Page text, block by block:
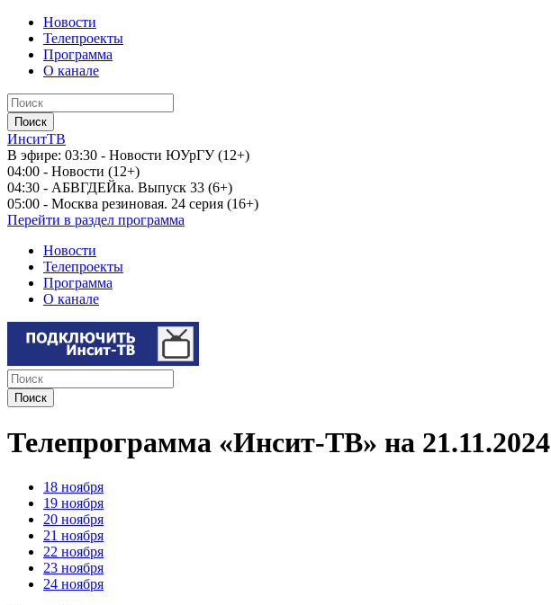
Новости
Телепроекты
Программа
О канале
ИнситТВ
В эфире: 03:30 - Новости ЮУрГУ (12+)
04:00 - Новости (12+)
04:30 - АБВГДЕЙка. Выпуск 33 (6+)
05:00 - Москва резиновая. 24 серия (16+)
Перейти в раздел программа
Новости
Телепроекты
Программа
О канале
Телепрограмма «Инсит-ТВ» на 21.11.2024
18 ноября
19 ноября
20 ноября
21 ноября
22 ноября
23 ноября
24 ноября